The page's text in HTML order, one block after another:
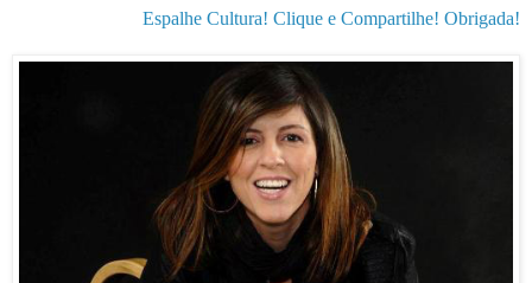
Espalhe Cultura! Clique e Compartilhe! Obrigada!